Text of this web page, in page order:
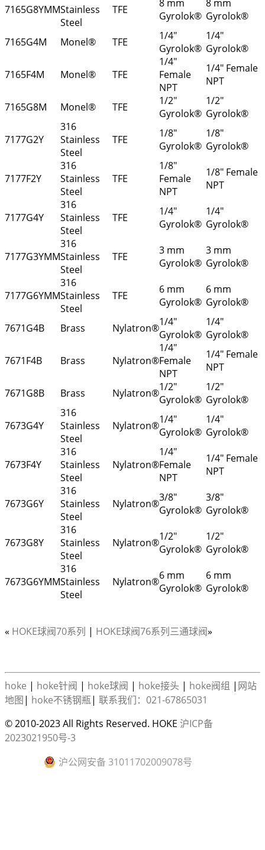
7165G8YMMStainless
Steel
TFE
8 mm
Gyrolok®
8 mm
Gyrolok®
7165G4M
Monel® TFE
1/4"
Gyrolok®
1/4"
Gyrolok®
7165F4M
Monel® TFE
1/4"
Female
NPT
1/4" Female
NPT
7165G8M
Monel® TFE
1/2"
Gyrolok®
1/2"
Gyrolok®
7177G2Y
316
Stainless
Steel
TFE
1/8"
Gyrolok®
1/8"
Gyrolok®
7177F2Y
316
Stainless
Steel
TFE
1/8"
Female
NPT
1/8" Female
NPT
7177G4Y
316
Stainless
Steel
TFE
1/4"
Gyrolok®
1/4"
Gyrolok®
7177G3YMM
316
Stainless
Steel
TFE
3 mm
Gyrolok®
3 mm
Gyrolok®
7177G6YMM
316
Stainless
Steel
TFE
6 mm
Gyrolok®
6 mm
Gyrolok®
7671G4B
Brass Nylatron®1/4"
Gyrolok®
1/4"
Gyrolok®
7671F4B
Brass Nylatron®
1/4"
Female
NPT
1/4" Female
NPT
7671G8B
Brass Nylatron®1/2"
Gyrolok®
1/2"
Gyrolok®
7673G4Y
316
Stainless
Steel
Nylatron®1/4"
Gyrolok®
1/4"
Gyrolok®
7673F4Y
316
Stainless
Steel
Nylatron®
1/4"
Female
NPT
1/4" Female
NPT
7673G6Y
316
Stainless
Steel
Nylatron®3/8"
Gyrolok®
3/8"
Gyrolok®
7673G8Y
316
Stainless
Steel
Nylatron®1/2"
Gyrolok®
1/2"
Gyrolok®
7673G6YMM
316
Stainless
Steel
Nylatron®6 mm
Gyrolok®
6 mm
Gyrolok®
« HOKE球阀70系列 | HOKE球阀76系列三通球阀»
hoke | hoke针阀 | hoke球阀 | hoke接头 | hoke阀组 | 网站
地图| hoke不锈钢瓶| 联系我们：021-67865031
© 2010-2023 All Rights Reserved. HOKE 沪ICP备
2023021950号-3
沪公网安备 31011702009078号